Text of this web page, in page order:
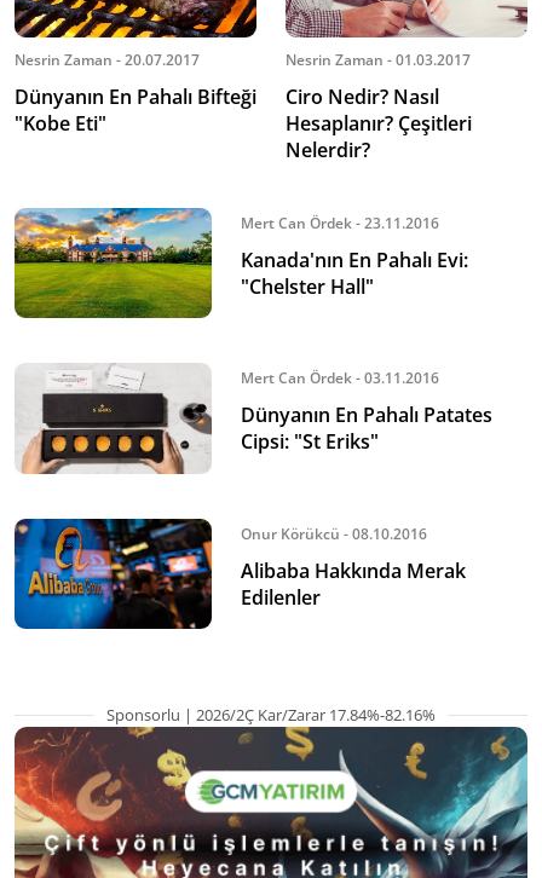
Nesrin Zaman - 20.07.2017
Dünyanın En Pahalı Bifteği
"Kobe Eti"
Nesrin Zaman - 01.03.2017
Ciro Nedir? Nasıl
Hesaplanır? Çeşitleri
Nelerdir?
Mert Can Ördek - 23.11.2016
Kanada'nın En Pahalı Evi:
"Chelster Hall"
Mert Can Ördek - 03.11.2016
Dünyanın En Pahalı Patates
Cipsi: "St Eriks"
Onur Körükcü - 08.10.2016
Alibaba Hakkında Merak
Edilenler
Sponsorlu | 2026/2Ç Kar/Zarar 17.84%-82.16%